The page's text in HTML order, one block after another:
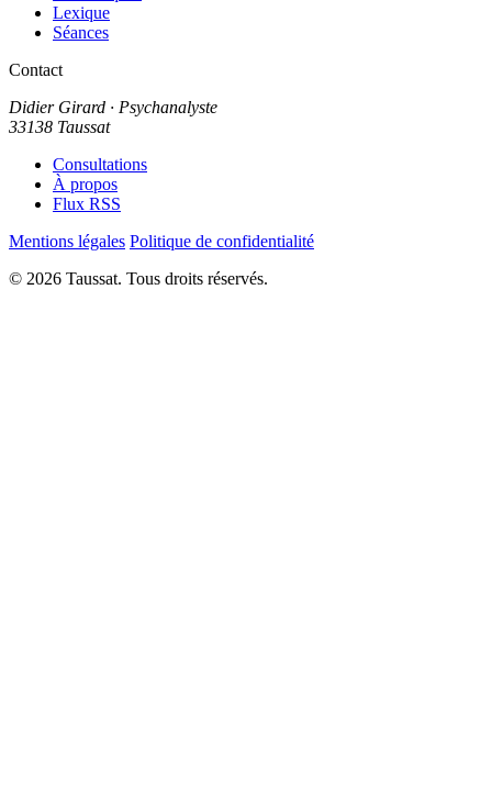
Lexique
Séances
Contact
Didier Girard · Psychanalyste
33138 Taussat
Consultations
À propos
Flux RSS
Mentions légales Politique de confidentialité
© 2026 Taussat. Tous droits réservés.